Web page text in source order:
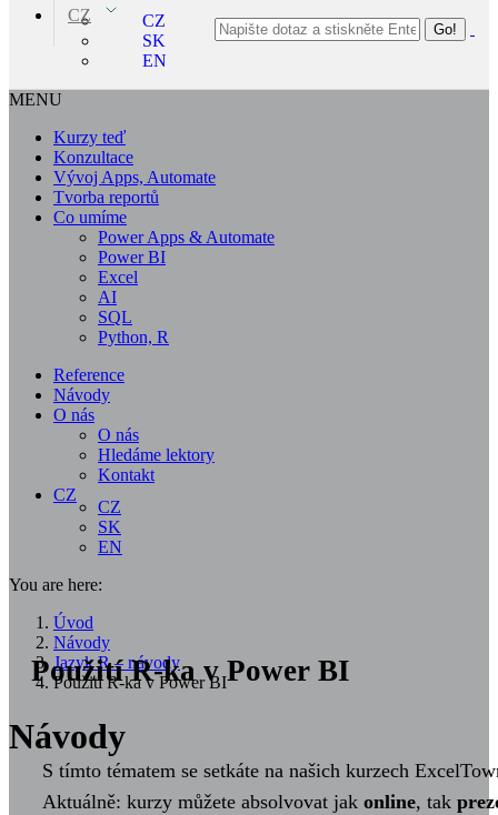
CZ
CZ
SK
EN
MENU
Kurzy teď
Konzultace
Vývoj Apps, Automate
Tvorba reportů
Co umíme
Power Apps & Automate
Power BI
Excel
AI
SQL
Python, R
Reference
Návody
O nás
O nás
Hledáme lektory
Kontakt
CZ
CZ
SK
EN
You are here:
Úvod
Návody
Jazyk R – návody
Použití R-ka v Power BI
Návody
Použití R-ka v Power BI
S tímto tématem se setkáte na našich kurzech
Aktuálně: kurzy můžete absolvovat jak online, tak